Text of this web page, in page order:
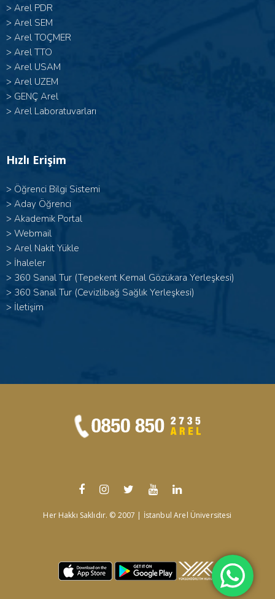
> Arel PDR
> Arel SEM
> Arel TOÇMER
> Arel TTO
> Arel USAM
> Arel UZEM
> GENÇ Arel
> Arel Laboratuvarları
Hızlı Erişim
> Öğrenci Bilgi Sistemi
> Aday Öğrenci
> Akademik Portal
> Webmail
> Arel Nakit Yükle
> İhaleler
> 360 Sanal Tur (Tepekent Kemal Gözükara Yerleşkesi)
> 360 Sanal Tur (Cevizlibağ Sağlık Yerleşkesi)
> İletişim
Her Hakkı Saklıdır. © 2007 | İstanbul Arel Üniversitesi